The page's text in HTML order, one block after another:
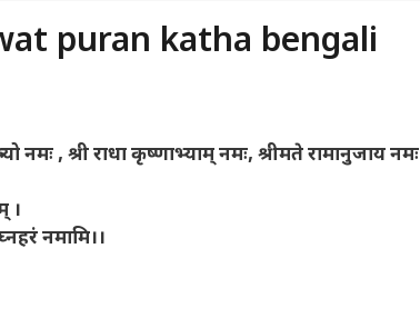
puran katha bengali
नमः , श्री राधा कृष्णाभ्याम् नमः, श्रीमते रामानुजाय नमः
।
नमामि।।